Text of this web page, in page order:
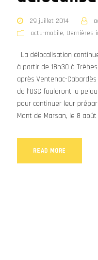
29 juillet 2014
actu-mobile, Dernières
La délocalisation
à partir de 18h30 à
après Ventenac-
de l’USC fouleront la
pour continuer leur
Mont de Marsan, le 8 août
READ MORE